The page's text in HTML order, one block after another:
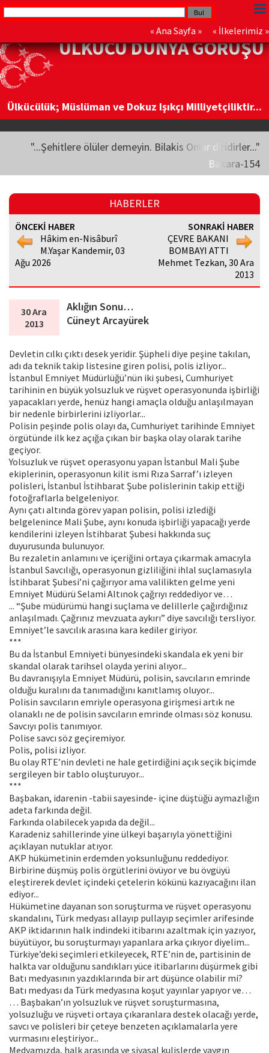
« Ana Sayfa » « İlkelerimiz »
ÜLKÜCÜ DÜNYA GÖRÜŞÜ
Ülkücülük; Müslüman ve Dokuz Işıkçı Milliyetçiliktir...
"...Şehitlere ölüler demeyin. Bilakis Onlar diridirler..."
Bakara-154
HABERLER
ÖNCEKİ HABER
Hâkim en-Nisâburî
M.Yaşar Kandemir, 03
Ağu 2026
SONRAKİ HABER
ÇEVRE BAKANI
BOMBAYI ATTI
Mehmet Tezkan, 30 Ara
2013
30 Ara
2013
Aklığın Sonu…
Cüneyt Arcayürek
Devletin cılkı çıktı desek yeridir. Şüpheli diye peşine takılan,
adı da teknik takip listesine giren polisi, polis izliyor...
İstanbul Emniyet Müdürlüğü’nün iki şubesi, Cumhuriyet
tarihinin en büyük yolsuzluk ve rüşvet operasyonunda işbirliği
yapacakları yerde, henüz hangi amaçla olduğu anlaşılmayan
bir nedenle birbirlerini izliyorlar...
Polisin peşinde polis olayı da, Cumhuriyet tarihinde Emniyet
örgütünde ilk kez açığa çıkan bir başka olay olarak tarihe
geçiyor.
Yolsuzluk ve rüşvet operasyonu yapan İstanbul Mali Şube
ekiplerinin, operasyonun kilit ismi Rıza Sarraf’ı izleyen
polisleri, İstanbul İstihbarat Şube polislerinin takip ettiği
fotoğraflarla belgeleniyor.
Aynı çatı altında görev yapan polisin, polisi izlediği
belgelenince Mali Şube, aynı konuda işbirliği yapacağı yerde
kendilerini izleyen İstihbarat Şubesi hakkında suç
duyurusunda bulunuyor.
Bu rezaletin anlamını ve içeriğini ortaya çıkarmak amacıyla
İstanbul Savcılığı, operasyonun gizliliğini ihlal suçlamasıyla
İstihbarat Şubesi’ni çağırıyor ama valilikten gelme yeni
Emniyet Müdürü Selami Altınok çağrıyı reddediyor ve…
... “Şube müdürümü hangi suçlama ve delillerle çağırdığınız
anlaşılmadı. Çağrınız mevzuata aykırı” diye savcılığı tersliyor.
Emniyet’le savcılık arasına kara kediler giriyor.
***
Bu da İstanbul Emniyeti bünyesindeki skandala ek yeni bir
skandal olarak tarihsel olayda yerini alıyor...
Bu davranışıyla Emniyet Müdürü, polisin, savcıların emrinde
olduğu kuralını da tanımadığını kanıtlamış oluyor...
Polisin savcıların emriyle operasyona girişmesi artık ne
olanaklı ne de polisin savcıların emrinde olması söz konusu.
Savcıyı polis tanımıyor.
Polise savcı söz geçiremiyor.
Polis, polisi izliyor.
Bu olay RTE’nin devleti ne hale getirdiğini açık seçik biçimde
sergileyen bir tablo oluşturuyor...
***
Başbakan, idarenin -tabii sayesinde- içine düştüğü aymazlığın
adeta farkında değil.
Farkında olabilecek yapıda da değil...
Karadeniz sahillerinde yine ülkeyi başarıyla yönettiğini
açıklayan nutuklar atıyor.
AKP hükümetinin erdemden yoksunluğunu reddediyor.
Birbirine düşmüş polis örgütlerini övüyor ve bu övgüyü
eleştirerek devlet içindeki çetelerin kökünü kazıyacağını ilan
ediyor...
Hükümetine dayanan son soruşturma ve rüşvet operasyonu
skandalını, Türk medyası allayıp pullayıp seçimler arifesinde
AKP iktidarının halk indindeki itibarını azaltmak için yazıyor,
büyütüyor, bu soruşturmayı yapanlara arka çıkıyor diyelim...
Türkiye’deki seçimleri etkileyecek, RTE’nin de, partisinin de
halkta var olduğunu sandıkları yüce itibarlarını düşürmek gibi
Batı medyasının yazdıklarında bir art düşünce olabilir mi?
Batı medyası da Türk medyasına koşut yayınlar yapıyor ve…
… Başbakan’ın yolsuzluk ve rüşvet soruşturmasına,
yolsuzluğu ve rüşveti ortaya çıkaranlara destek olacağı yerde,
savcı ve polisleri bir çeteye benzeten açıklamalarla yere
vurmasını eleştiriyor...
Medyamızda, halk arasında ve siyasal kulislerde yaygın